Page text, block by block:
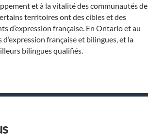
et à la vitalité des communautés de
territoires ont des cibles et des
d’expression française. En Ontario et au
française et bilingues, et la
bilingues qualifiés.